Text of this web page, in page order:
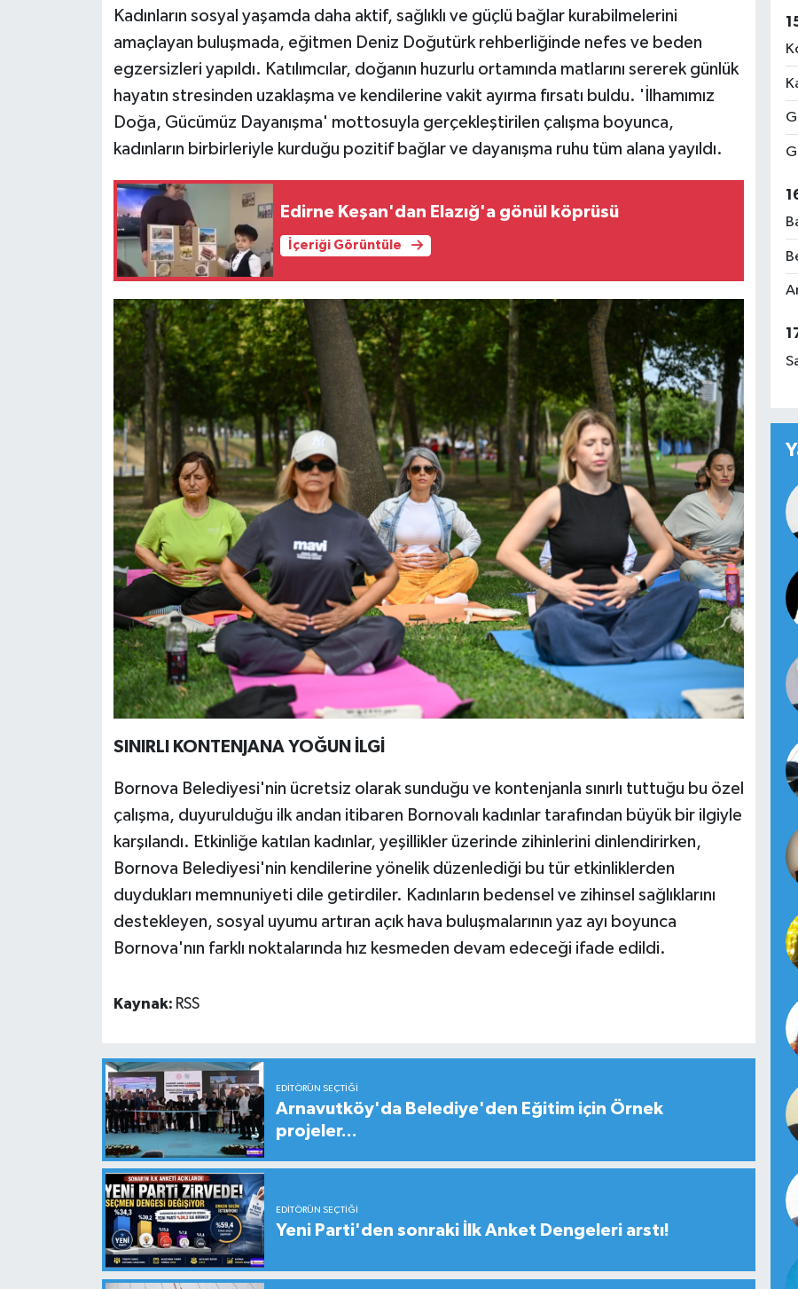
Kadınların sosyal yaşamda daha aktif, sağlıklı ve güçlü bağlar kurabilmelerini
amaçlayan buluşmada, eğitmen Deniz Doğutürk rehberliğinde nefes ve beden
egzersizleri yapıldı. Katılımcılar, doğanın huzurlu ortamında matlarını sererek günlük
hayatın stresinden uzaklaşma ve kendilerine vakit ayırma fırsatı buldu. 'İlhamımız
Doğa, Gücümüz Dayanışma' mottosuyla gerçekleştirilen çalışma boyunca,
kadınların birbirleriyle kurduğu pozitif bağlar ve dayanışma ruhu tüm alana yayıldı.
Edirne Keşan'dan Elazığ'a gönül köprüsü
İçeriği Görüntüle
SINIRLI KONTENJANA YOĞUN İLGİ
Bornova Belediyesi'nin ücretsiz olarak sunduğu ve kontenjanla sınırlı tuttuğu bu özel
çalışma, duyurulduğu ilk andan itibaren Bornovalı kadınlar tarafından büyük bir ilgiyle
karşılandı. Etkinliğe katılan kadınlar, yeşillikler üzerinde zihinlerini dinlendirirken,
Bornova Belediyesi'nin kendilerine yönelik düzenlediği bu tür etkinliklerden
duydukları memnuniyeti dile getirdiler. Kadınların bedensel ve zihinsel sağlıklarını
destekleyen, sosyal uyumu artıran açık hava buluşmalarının yaz ayı boyunca
Bornova'nın farklı noktalarında hız kesmeden devam edeceği ifade edildi.
Kaynak: RSS
EDITÖRÜN SEÇTIĞI
Arnavutköy'da Belediye'den Eğitim için Örnek
projeler...
EDITÖRÜN SEÇTIĞI
Yeni Parti'den sonraki İlk Anket Dengeleri arstı!